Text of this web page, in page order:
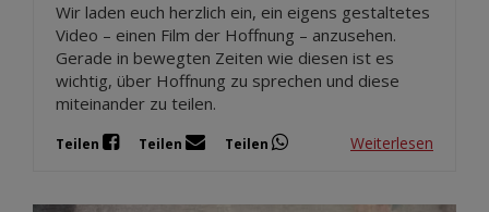
Wir laden euch herzlich ein, ein eigens gestaltetes
Video – einen Film der Hoffnung – anzusehen.
Gerade in bewegten Zeiten wie diesen ist es
wichtig, über Hoffnung zu sprechen und diese
miteinander zu teilen.
Teilen Teilen Teilen Weiterlesen